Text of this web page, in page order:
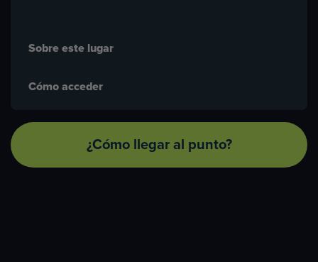
Sobre este lugar
Cómo acceder
¿Cómo llegar al punto?